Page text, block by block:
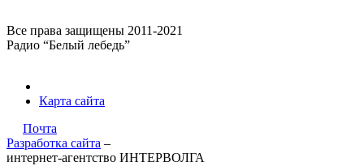
Все права защищены 2011-2021
Радио “Белый лебедь”
Карта сайта
Почта
Разработка сайта –
интернет-агентство ИНТЕРВОЛГА